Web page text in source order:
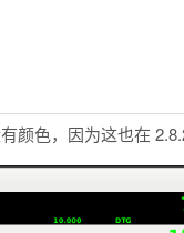
颜色，因为这也在